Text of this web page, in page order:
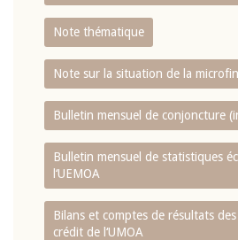
Note thématique
Note sur la situation de la
Bulletin mensuel de conjoncture
Bulletin mensuel de statistiques
l‘UEMOA
Bilans et comptes de résultats
crédit de l‘UMOA